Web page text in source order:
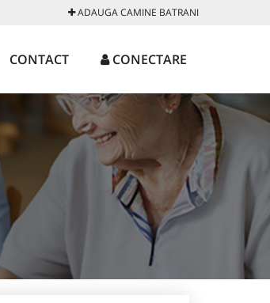
ADAUGA CAMINE BATRANI
CONTACT CONECTARE